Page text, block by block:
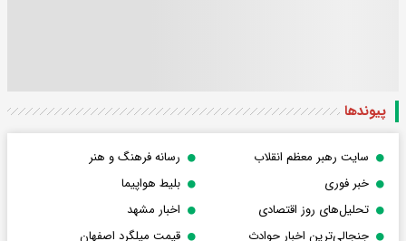
پیوندها
سایت رهبر معظم انقلاب
رسانه فرهنگ و هنر
خبر فوری
بلیط هواپیما
تحلیل‌های روز اقتصادی
اخبار مشهد
جنجالی‌ترین اخبار حوادث
قیمت میلگرد اصفهان